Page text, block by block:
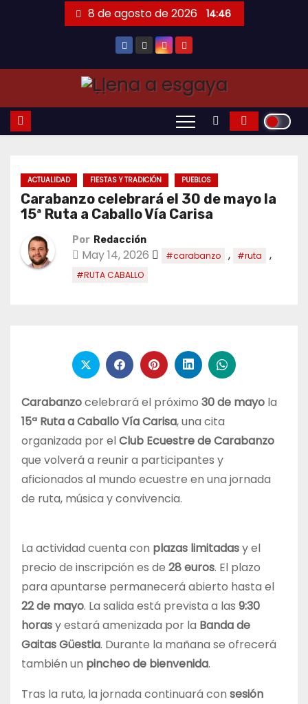
8 de agosto de 2026 14:46
ACTUALIDAD FIESTAS Y TRADICIÓN PUEBLOS
Carabanzo celebrará el 30 de mayo la
15ª Ruta a Caballo Vía Carisa
Por Redacción
May 14, 2026 #carabanzo , #ruta ,
#RUTA CABALLO
Carabanzocelebrará el próximo 30 de mayo la
15ª Ruta a Caballo Vía Carisa, una cita
organizada por elClub Ecuestre de Carabanzo
que volverá a reunir a participantes y
aficionados al mundo ecuestre en una jornada
de ruta, música y convivencia.
La actividad cuenta con plazas limitadasy el
precio de inscripción es de 28 euros. El plazo
para apuntarse permanecerá abierto hasta el
22 de mayo. La salida está prevista a las 9:30
horasy estará amenizada por la Banda de
Gaitas Güestia. Durante la mañana se ofrecerá
también un pincheo de bienvenida.
Tras la ruta, la jornada continuará con sesión